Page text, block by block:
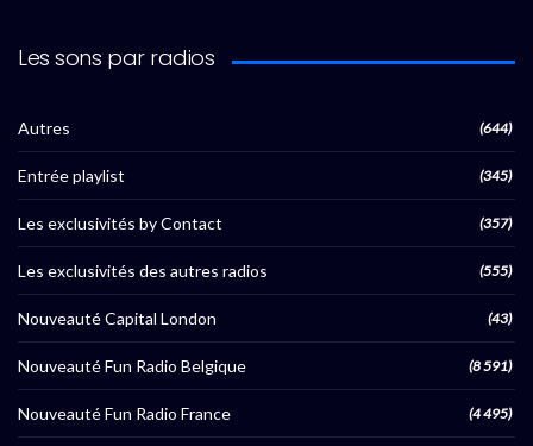
Les sons par radios
Autres (644)
Entrée playlist (345)
Les exclusivités by Contact (357)
Les exclusivités des autres radios (555)
Nouveauté Capital London (43)
Nouveauté Fun Radio Belgique (8 591)
Nouveauté Fun Radio France (4 495)